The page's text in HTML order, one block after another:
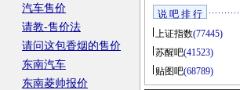
汽车售价
请教-售价法
请问这包香烟的售价
东南汽车
东南菱帅报价
说 吧 排 行
上证指数(77445)
苏醒吧(41523)
贴图吧(68789)